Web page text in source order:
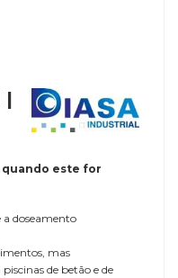
|
quando este for
a doseamento
mas
de betão e de